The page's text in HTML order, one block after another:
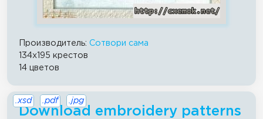
Производитель: Сотвори сама
134x195 крестов
14 цветов
Download embroidery patterns
.xsd .pdf .jpg